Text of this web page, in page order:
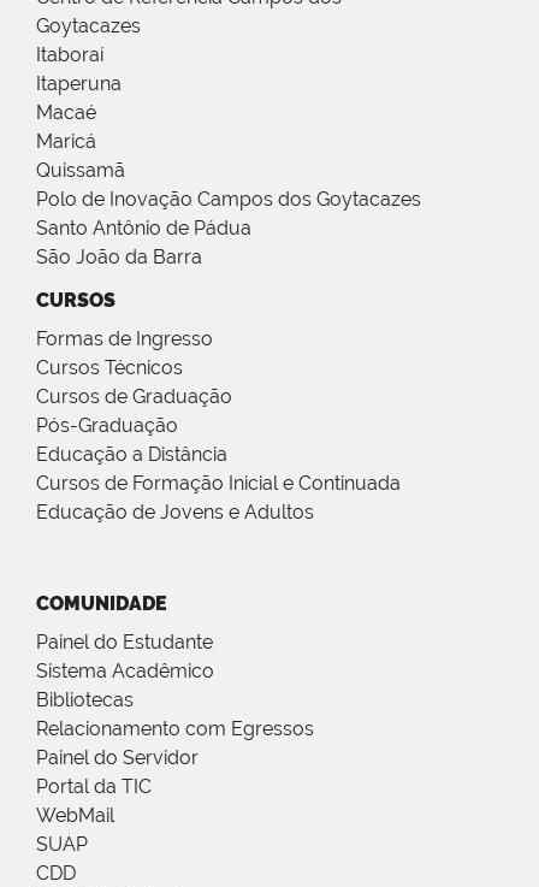
Goytacazes
Itaboraí
Itaperuna
Macaé
Maricá
Quissamã
Polo de Inovação Campos dos Goytacazes
Santo Antônio de Pádua
São João da Barra
CURSOS
Formas de Ingresso
Cursos Técnicos
Cursos de Graduação
Pós-Graduação
Educação a Distância
Cursos de Formação Inicial e Continuada
Educação de Jovens e Adultos
COMUNIDADE
Painel do Estudante
Sistema Acadêmico
Bibliotecas
Relacionamento com Egressos
Painel do Servidor
Portal da TIC
WebMail
SUAP
CDD